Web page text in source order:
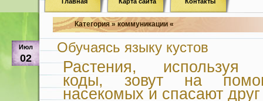
Категория » коммуникации «
Июл
02
Обучаясь языку кустов
Растения, используя
коды, зовут на
насекомых и спасают друг